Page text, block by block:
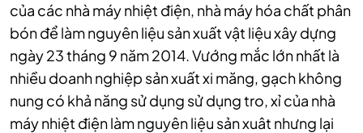
của các nhà máy nhiệt điện, nhà máy hóa chất phân
bón để làm nguyên liệu sản xuất vật liệu xây dựng
ngày 23 tháng 9 năm 2014. Vướng mắc lớn nhất là
nhiều doanh nghiệp sản xuất xi măng, gạch không
nung có khả năng sử dụng sử dụng tro, xỉ của nhà
máy nhiệt điện làm nguyên liệu sản xuât nhưng lại